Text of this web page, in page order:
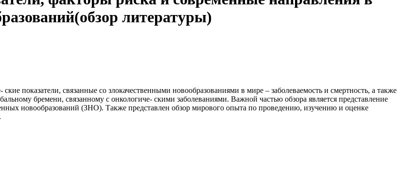
литературы)
показатели, связанные со злокачественными новообразованиями в мире – заболеваемость и смертность, а также
бремени, связанному с онкологиче- скими заболеваниями. Важной частью обзора является представление
новообразований (ЗНО). Также представлен обзор мирового опыта по проведению, изучению и оценке